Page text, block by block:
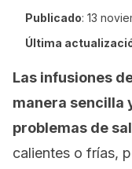
Publicado: 13
Última
Las infusiones
manera sencilla
problemas de
calientes o frías,